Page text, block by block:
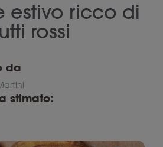
estivo ricco di
rossi
da
stimato: